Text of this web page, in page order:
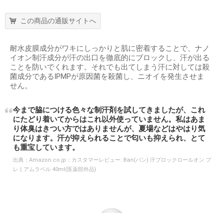
この商品の通販サイトへ
耐水皮膜成分がワキにしっかりと肌に密着することで、ナノ
イオン制汗成分が汗の出口を徹底的にブロックし、汗が出る
ことを防いでくれます。それでも出てしまう汗に対しては殺
菌成分であるIPMPが原因菌を殺菌し、ニオイを発生させま
せん。
今まで脇につける色々な制汗剤を試してきましたが、これ
にたどり着いてからはこれ以外使っていません。私はあま
り体臭はきつい方ではありませんが、夏場などはやはり気
になります。汗が抑えられることで匂いも抑えられ、とて
も重宝しています。
出典： Amazon.co.jp：カスタマーレビュー: Ban(バン) 汗ブロックロールオン プ
レミアムラベル 40ml(医薬部外品)